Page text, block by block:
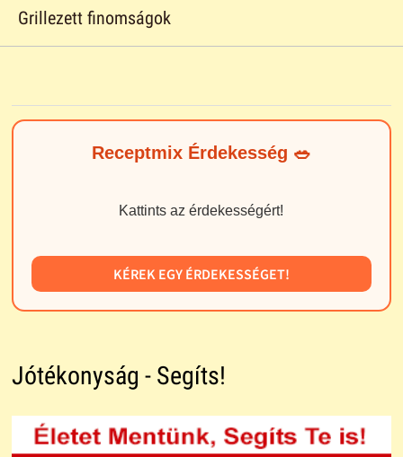
Grillezett finomságok
Receptmix Érdekesség 🥗
Kattints az érdekességért!
KÉREK EGY ÉRDEKESSÉGET!
Jótékonyság - Segíts!